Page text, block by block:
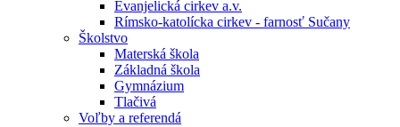
Evanjelická cirkev a.v.
Rímsko-katolícka cirkev - farnosť Sučany
Školstvo
Materská škola
Základná škola
Gymnázium
Tlačivá
Voľby a referendá